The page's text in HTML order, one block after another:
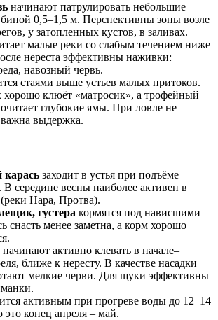
начинают патрулировать небольшие
0,5–1,5 м. Перспективны зоны возле
у затопленных кустов, в заливах.
малые реки со слабым течением ниже
нереста эффективны наживки:
навозный червь.
стаями выше устьев малых притоков.
хорошо клюёт «матросик», а трофейный
глубокие ямы. При ловле не
выдержка.
заходит в устья при подъёме
середине весны наиболее активен в
Нара, Протва).
густера кормятся под нависшими
снасть менее заметна, а корм хорошо
начинают активно клевать в начале–
ближе к нересту. В качестве насадки
мелкие черви. Для щуки эффективны
активным при прогреве воды до 12–14
конец апреля – май.